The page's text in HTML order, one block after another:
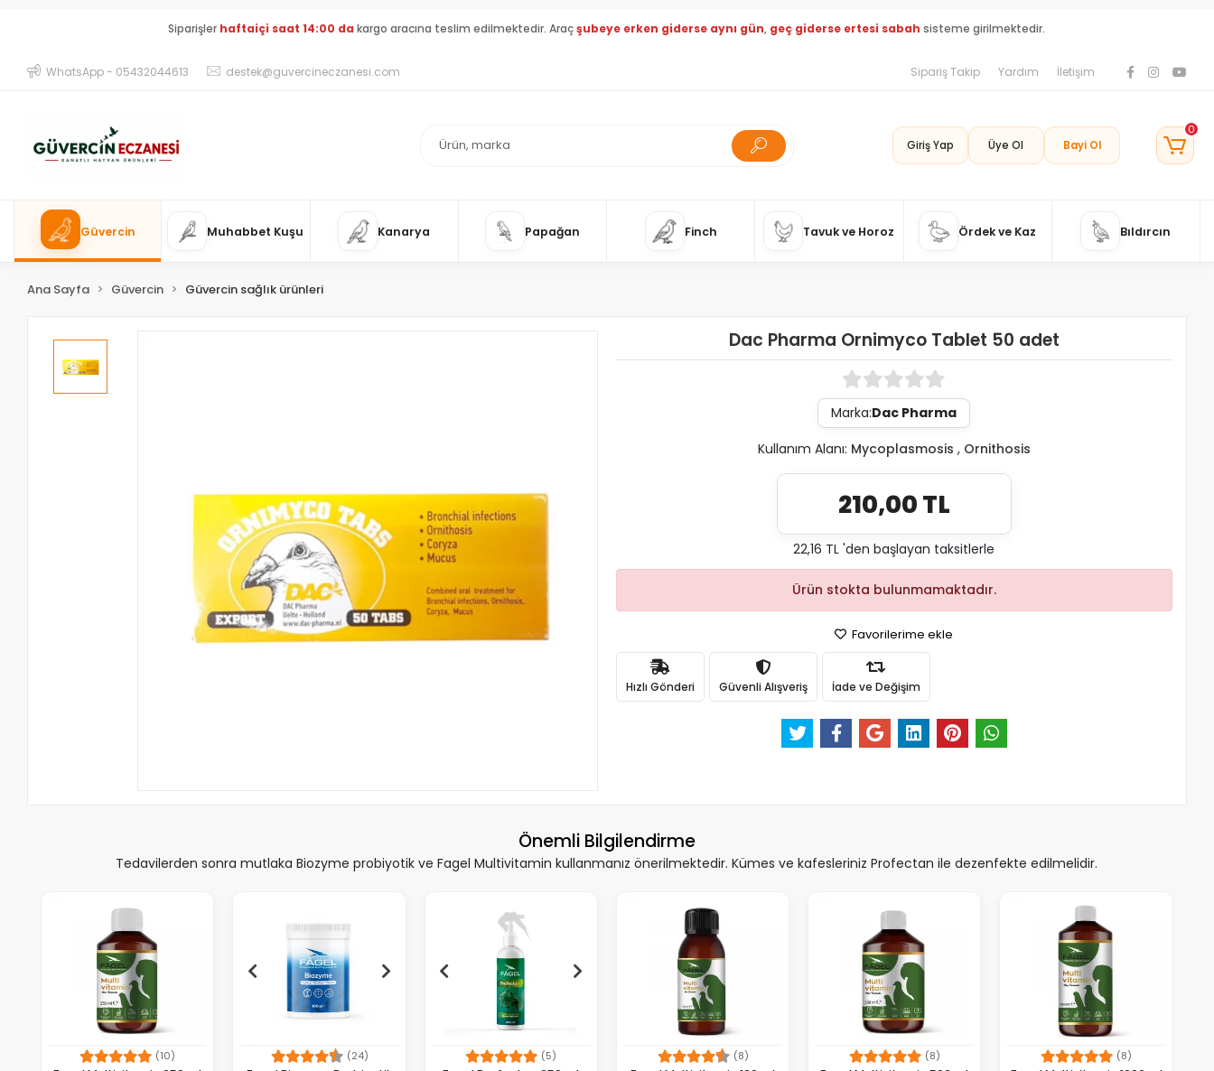
Siparişler haftaiçi saat 14:00 da kargo aracına teslim edilmektedir. Araçşubeye erken giderse aynı gün, geç giderse ertesi sabah sisteme girilmektedir.
WhatsApp - 05432044613 destek@guvercineczanesi.com Sipariş Takip Yardım İletişim
Giriş Yap Üye Ol Bayi Ol
0
Güvercin Muhabbet Kuşu Kanarya Papağan Finch Tavuk ve Horoz Ördek ve Kaz Bıldırcın
Ana Sayfa Güvercin Güvercin sağlık ürünleri
Dac Pharma Ornimyco Tablet 50 adet
Marka:Dac Pharma
Kullanım Alanı: Mycoplasmosis , Ornithosis
210,00 TL
22,16 TL 'den başlayan taksitlerle
Ürün stokta bulunmamaktadır.
Favorilerime ekle
Hızlı Gönderi Güvenli Alışveriş İade ve Değişim
Önemli Bilgilendirme
Tedavilerden sonra mutlaka Biozyme probiyotik ve Fagel Multivitamin kullanmanız önerilmektedir. Kümes ve kafesleriniz Profectan ile dezenfekte edilmelidir.
(10) (24) (5) (8) (8) (8)